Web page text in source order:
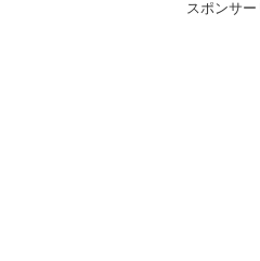
スポンサー